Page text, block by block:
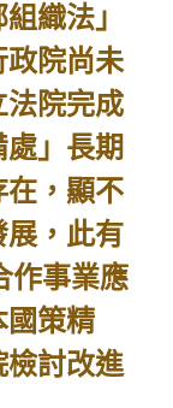
織法」
政院尚未
法院完成
」長期
在，顯不
展，此有
作事業應
國策精
檢討改進